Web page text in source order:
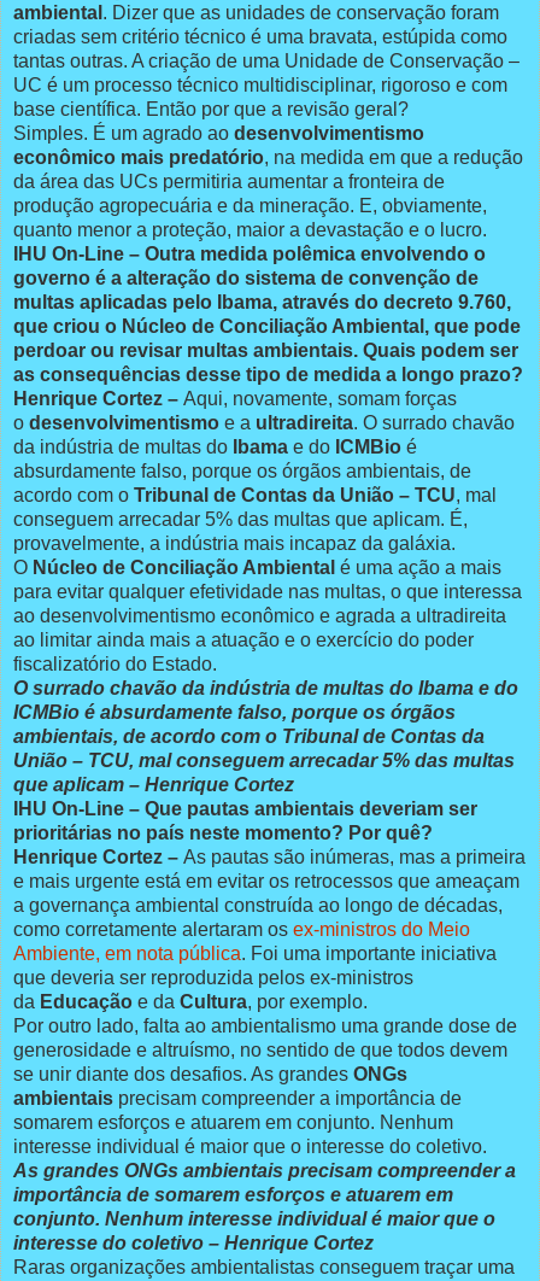
ambiental . Dizer que as unidades de conservação foram
criadas sem critério técnico é uma bravata, estúpida como
tantas outras. A criação de uma Unidade de Conservação –
UC é um processo técnico multidisciplinar, rigoroso e com
base científica. Então por que a revisão geral?
Simples. É um agrado ao desenvolvimentismo
econômico mais predatório, na medida em que a redução
da área das UCs permitiria aumentar a fronteira de
produção agropecuária e da mineração. E, obviamente,
quanto menor a proteção, maior a devastação e o lucro.
IHU On-Line – Outra medida polêmica envolvendo o
governo é a alteração do sistema de convenção de
multas aplicadas pelo Ibama, através do decreto 9.760,
que criou o Núcleo de Conciliação Ambiental, que pode
perdoar ou revisar multas ambientais. Quais podem ser
as consequências desse tipo de medida a longo prazo?
Henrique Cortez – Aqui, novamente, somam forças
o desenvolvimentismo e a ultradireita. O surrado chavão
da indústria de multas do
Ibama e do ICMBio é
absurdamente falso, porque os órgãos ambientais, de
acordo com o Tribunal de Contas da União – TCU, mal
conseguem arrecadar 5% das multas que aplicam. É,
provavelmente, a indústria mais incapaz da galáxia.
O Núcleo de Conciliação Ambiental é uma ação a mais
para evitar qualquer efetividade nas multas, o que interessa
ao desenvolvimentismo econômico e agrada a ultradireita
ao limitar ainda mais a atuação e o exercício do poder
fiscalizatório do Estado.
O surrado chavão da indústria de multas do Ibama e do
ICMBio é absurdamente falso, porque os órgãos
ambientais, de acordo com o Tribunal de Contas da
União – TCU, mal conseguem arrecadar 5% das multas
que aplicam – Henrique Cortez
IHU On-Line – Que pautas ambientais deveriam ser
prioritárias no país neste momento? Por quê?
Henrique Cortez – As pautas são inúmeras, mas a primeira
e mais urgente está em evitar os retrocessos que ameaçam
a governança ambiental construída ao longo de décadas,
como corretamente alertaram os ex-ministros do Meio
Ambiente, em nota pública. Foi uma importante iniciativa
que deveria ser reproduzida pelos ex-ministros
da Educação e da Cultura, por exemplo.
Por outro lado, falta ao ambientalismo uma grande dose de
generosidade e altruísmo, no sentido de que todos devem
se unir diante dos desafios. As grandes ONGs
ambientais precisam compreender a importância de
somarem esforços e atuarem em conjunto. Nenhum
interesse individual é maior que o interesse do coletivo.
As grandes ONGs ambientais precisam compreender a
importância de somarem esforços e atuarem em
conjunto. Nenhum interesse individual é maior que o
interesse do coletivo – Henrique Cortez
Raras organizações ambientalistas conseguem traçar uma